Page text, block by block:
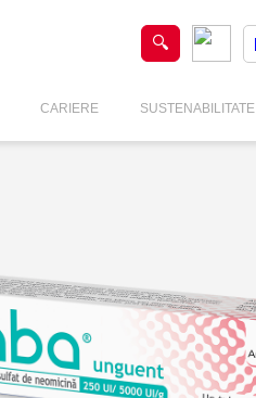
CARIERE SUSTENABILITATE